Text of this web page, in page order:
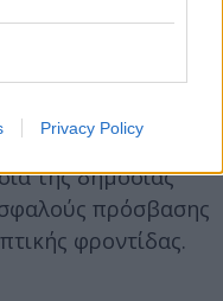
Privacy Policy
Ο πολίτης
ασφαλή επιλογή,
παρουσία
τονίζει ο
σε θεσμικό
της δημόσιας
πρόσβασης
φροντίδας.